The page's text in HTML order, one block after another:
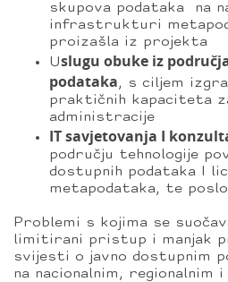
skupova podataka na
infrastrukturi
proizašla iz projekta
Uslugu obuke iz
podataka, s ciljem
praktičnih kapaciteta
administracije
IT savjetovanja I
području tehnologije
dostupnih podataka I
metapodataka, te
Problemi s kojima se
limitirani pristup i manjak
svijesti o javno dostupnim
na nacionalnim, regionalnim